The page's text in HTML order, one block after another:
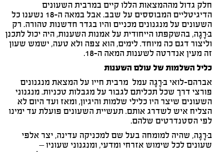
חלק גדול מההמצאות הללו קיים במרבית השעונים
הדיגיטליים המבוססים על שבב. אבל במאה ה-18 נשענו כל
השעונים על מנגנונים מכניים והיו בגדר חדשנות טהורה. רק
בּרֶגֶה, בהשקפתו הייחודית על אמנות השענות, היה יכול לתכנן
וליצור דגם כה מיוחד. לימים, הוא צפה ולא טעה, ישמש שעון
זה מעין אנדרטה לשענות המאה ה-18.
כליל השלמות של עולם השענות
אברהם-לואי בּרֶגֶה עמל מרבית חייו על המצאת מנגנונים
פורצי דרך שכל תכליתם לגבור על מגבלות טכניות. מנגנוני
השעונים שיצר היו כלילי שלמות והיגיון, ומאז ועד היום לא
הצליח איש לשדרג אותם. תעשיית השעונים פועלת עד ימינו
לפי הסטנדרטים שלהם.
בּרֶגֶה, שהיה למומחה בעל שם למכניקה עדינה, יצר אלפי
שעונים לכל שימוש אזרחי ומדעי, ומנגנוני שעוניו –